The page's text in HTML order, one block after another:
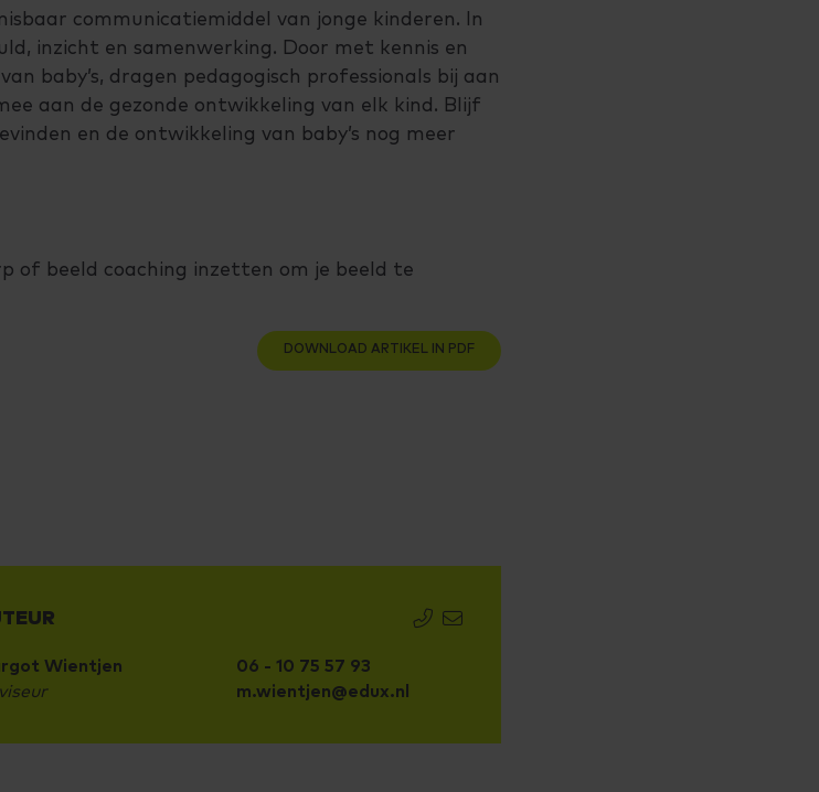
communicatiemiddel van jonge kinderen. In
inzicht en samenwerking. Door met kennis en
baby’s, dragen pedagogisch professionals bij aan
aan de gezonde ontwikkeling van elk kind. Blijf
en de ontwikkeling van baby’s nog meer
of beeld coaching inzetten om je beeld te
DOWNLOAD ARTIKEL IN PDF
Wientjen
06 - 10 75 57 93
m.wientjen@edux.nl